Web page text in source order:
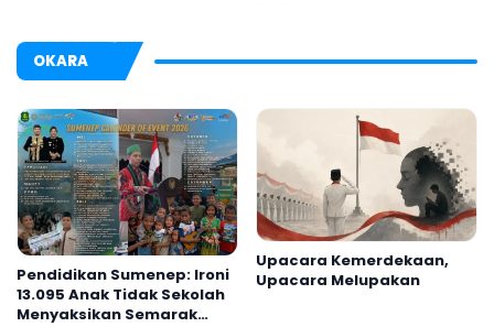
OKARA
Pendidikan Sumenep: Ironi
13.095 Anak Tidak Sekolah
Menyaksikan Semarak
Upacara Kemerdekaan,
Upacara Melupakan